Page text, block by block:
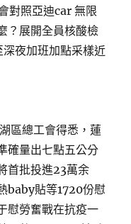
照亞迪car 無限
？展開全員核酸檢
夜加班加點采樣近
區總工會得悉，蓮
確量出七點五公分
首批投進23萬余
baby貼等1720份慰
慰勞奮戰在抗疫一